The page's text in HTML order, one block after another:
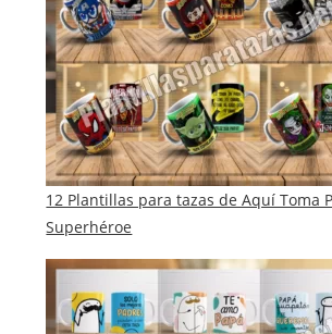
12 Plantillas para tazas de Aquí Toma
Superhéroe